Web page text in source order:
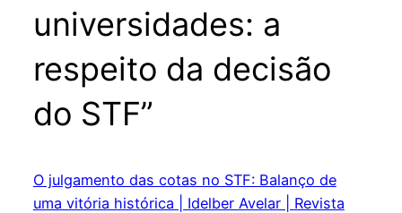
universidades: a
respeito da decisão
do STF”
O julgamento das cotas no STF: Balanço de
uma vitória histórica | Idelber Avelar | Revista